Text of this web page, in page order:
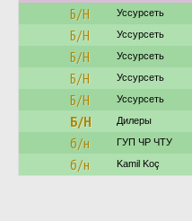
Б/Н Уссурсеть
Б/Н Уссурсеть
Б/Н Уссурсеть
Б/Н Уссурсеть
Б/Н Уссурсеть
Б/Н Дилеры
б/н ГУП ЧР ЧТУ
б/н Kamil Koç